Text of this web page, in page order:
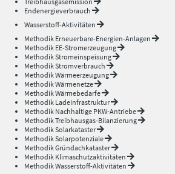
Endenergieverbrauch
Wasserstoff-Aktivitäten
Methodik Erneuerbare-Energien-Anlagen
Methodik EE-Stromerzeugung
Methodik Stromeinspeisung
Methodik Stromverbrauch
Methodik Wärmeerzeugung
Methodik Wärmenetze
Methodik Wärmebedarfe
Methodik Ladeinfrastruktur
Methodik Nachhaltige PKW-Antriebe
Methodik Treibhausgas-Bilanzierung
Methodik Solarkataster
Methodik Solarpotenziale
Methodik Gründachkataster
Methodik Klimaschutzaktivitäten
Methodik Wasserstoff-Aktivitäten